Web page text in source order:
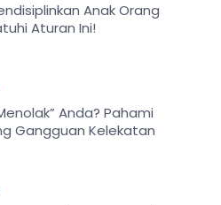
Anak Orang
Aturan Ini!
Anda? Pahami
Gangguan Kelekatan